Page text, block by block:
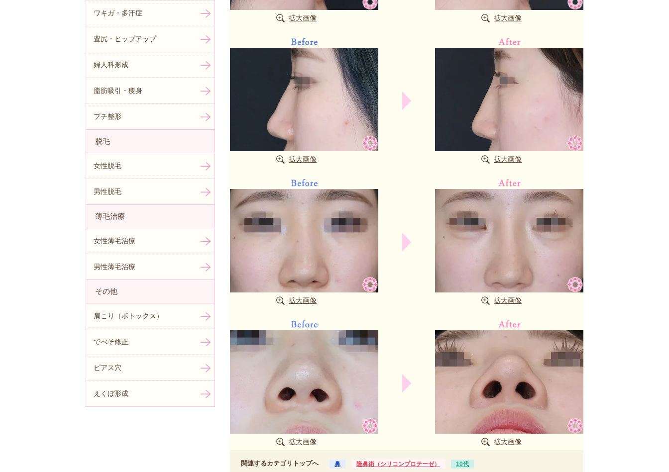
拡大画像 拡大画像
拡大画像 拡大画像
拡大画像 拡大画像
拡大画像 拡大画像
関連するカテゴリトップへ 鼻 隆鼻術（シリコンプロテーゼ） 10代
ワキガ・多汗症
豊尻・ヒップアップ
婦人科形成
脂肪吸引・痩身
プチ整形
脱毛
女性脱毛
男性脱毛
薄毛治療
女性薄毛治療
男性薄毛治療
その他
肩こり（ボトックス）
でべそ修正
ピアス穴
えくぼ形成